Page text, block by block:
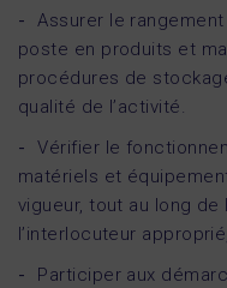
Assurer le
poste en produits et
procédures de
qualité de l’activité.
Vérifier le
matériels et
vigueur, tout au long de
l’interlocuteur
Participer aux